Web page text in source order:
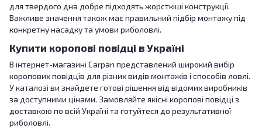
для твердого дна добре підходять жорсткіші конструкції.
Важливе значення також має правильний підбір монтажу під
конкретну насадку та умови риболовлі.
Купити коропові повідці в Україні
В інтернет-магазині Carpan представлений широкий вибір
коропових повідців для різних видів монтажів і способів ловлі.
У каталозі ви знайдете готові рішення від відомих виробників
за доступними цінами. Замовляйте якісні коропові повідці з
доставкою по всій Україні та готуйтеся до результативної
риболовлі.